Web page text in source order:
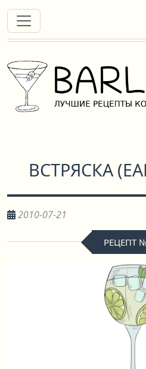
ВСТРЯСКА(
2010-07-21
РЕЦЕПТ